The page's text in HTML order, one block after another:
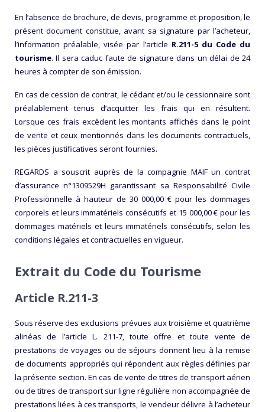
En l’absence de brochure, de devis, programme et proposition, le
présent document constitue, avant sa signature par l’acheteur,
l’information préalable, visée par l’article R.211-5 du Code du
tourisme. Il sera caduc faute de signature dans un délai de 24
heures à compter de son émission.
En cas de cession de contrat, le cédant et/ou le cessionnaire sont
préalablement tenus d’acquitter les frais qui en résultent.
Lorsque ces frais excèdent les montants affichés dans le point
de vente et ceux mentionnés dans les documents contractuels,
les pièces justificatives seront fournies.
REGARDS a souscrit auprès de la compagnie MAIF un contrat
d’assurance n°1309529H garantissant sa Responsabilité Civile
Professionnelle à hauteur de 30 000,00 € pour les dommages
corporels et leurs immatériels consécutifs et 15 000,00 € pour les
dommages matériels et leurs immatériels consécutifs, selon les
conditions légales et contractuelles en vigueur.
Extrait du Code du Tourisme
Article R.211-3
Sous réserve des exclusions prévues aux troisième et quatrième
alinéas de l’article L. 211-7, toute offre et toute vente de
prestations de voyages ou de séjours donnent lieu à la remise
de documents appropriés qui répondent aux règles définies par
la présente section. En cas de vente de titres de transport aérien
ou de titres de transport sur ligne régulière non accompagnée de
prestations liées à ces transports, le vendeur délivre à l’acheteur